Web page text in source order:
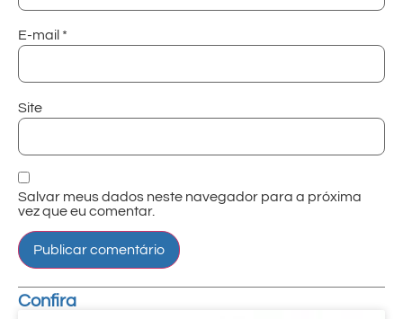
E-mail *
Site
Salvar meus dados neste navegador para a próxima
vez que eu comentar.
Confira